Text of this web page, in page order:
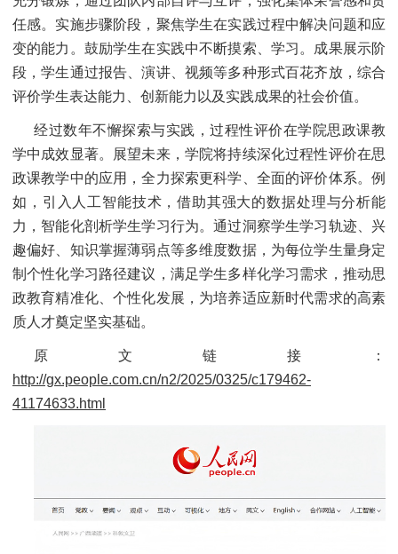
任感。实施步骤阶段，聚焦学生在实践过程中解决问题和应
变的能力。鼓励学生在实践中不断摸索、学习。成果展示阶
段，学生通过报告、演讲、视频等多种形式百花齐放，综合
评价学生表达能力、创新能力以及实践成果的社会价值。
经过数年不懈探索与实践，过程性评价在学院思政课教
学中成效显著。展望未来，学院将持续深化过程性评价在思
政课教学中的应用，全力探索更科学、全面的评价体系。例
如，引入人工智能技术，借助其强大的数据处理与分析能
力，智能化剖析学生学习行为。通过洞察学生学习轨迹、兴
趣偏好、知识掌握薄弱点等多维度数据，为每位学生量身定
制个性化学习路径建议，满足学生多样化学习需求，推动思
政教育精准化、个性化发展，为培养适应新时代需求的高素
质人才奠定坚实基础。
原文链接：
http://gx.people.com.cn/n2/2025/0325/c179462-
41174633.html